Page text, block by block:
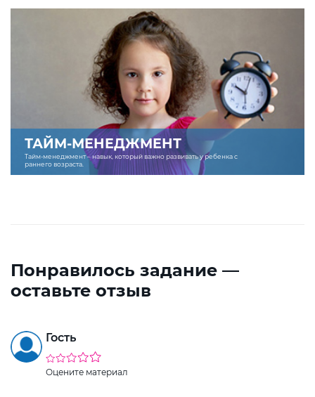
ТАЙМ-МЕНЕДЖМЕНТ
Тайм-менеджмент – навык, который важно развивать у ребенка с
раннего возраста.
Понравилось задание —
оставьте отзыв
Гость
Оцените материал